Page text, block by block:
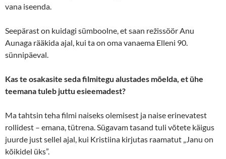
vana iseenda.
Seepärast on kuidagi sümboolne, et saan režissöör Anu
Aunaga rääkida ajal, kui ta on oma vanaema Elleni 90.
sünnipäeval.
Kas te osakasite seda filmitegu alustades mõelda, et ühe
teemana tuleb juttu esieemadest?
Ma tahtsin teha filmi naiseks olemisest ja naise erinevatest
rollidest – emana, tütrena. Sügavam tasand tuli võtete käigus
juurde just sellel ajal, kui Kristiina kirjutas raamatut „Janu on
kõikidel üks”.